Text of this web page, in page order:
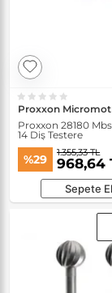
Proxxon Micromot
Proxxon 28180
14 Diş Testere
%29 1.355,33 TL
968,64
Sepete